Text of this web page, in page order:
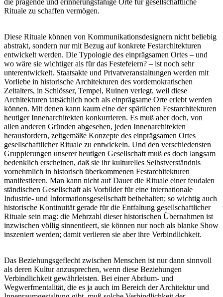
die prägende und erinnerungsfähige Orte für gesellschaftliche
Rituale zu schaffen vermögen.
Diese Rituale können von Kommunikationsdesignern nicht beliebig
abstrakt, sondern nur mit Bezug auf konkrete Festarchitekturen
entwickelt werden. Die Typologie des einprägsamen Ortes – und
wo wäre sie wichtiger als für das Festefeiern? – ist noch sehr
unterentwickelt. Staatsakte und Privatveranstaltungen werden mit
Vorliebe in historische Architekturen des vordemokratischen
Zeitalters, in Schlösser, Tempel, Ruinen verlegt, weil diese
Architekturen tatsächlich noch als einprägsame Orte erlebt werden
können. Mit denen kann kaum eine der spärlichen Festarchitekturen
heutiger Innenarchitekten konkurrieren. Es muß aber doch, von
allen anderen Gründen abgesehen, jeden Innenarchitekten
herausfordern, zeitgemäße Konzepte des einprägsamen Ortes
gesellschaftlicher Rituale zu entwickeln. Und den verschiedensten
Gruppierungen unserer heutigen Gesellschaft muß es doch langsam
bedenklich erscheinen, daß sie ihr kulturelles Selbstverständnis
vornehmlich in historisch überkommenen Festarchitekturen
manifestieren. Man kann nicht auf Dauer die Rituale einer feudalen
ständischen Gesellschaft als Vorbilder für eine internationale
Industrie- und Informationsgesellschaft beibehalten; so wichtig auch
historische Kontinuität gerade für die Entfaltung gesellschaftlicher
Rituale sein mag: die Mehrzahl dieser historischen Übernahmen ist
inzwischen völlig sinnentleert, sie können nur noch als blanke Show
inszeniert werden; damit verlieren sie aber ihre Verbindlichkeit.
Das Beziehungsgeflecht zwischen Menschen ist nur dann sinnvoll
als deren Kultur anzusprechen, wenn diese Beziehungen
Verbindlichkeit gewährleisten. Bei einer Abräum- und
Wegwerfmentalität, die es ja auch im Bereich der Architektur und